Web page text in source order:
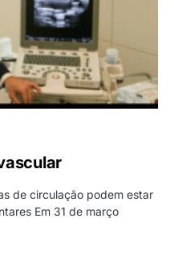
de circulação podem estar
Em 31 de março